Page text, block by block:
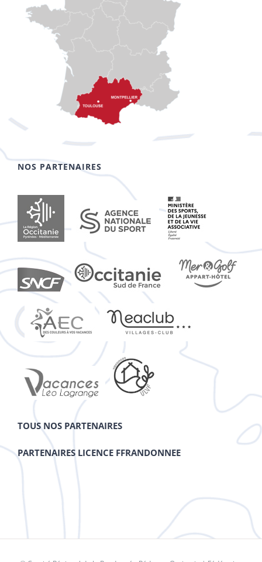
NOS PARTENAIRES
TOUS NOS PARTENAIRES
PARTENAIRES LICENCE FFRANDONNEE